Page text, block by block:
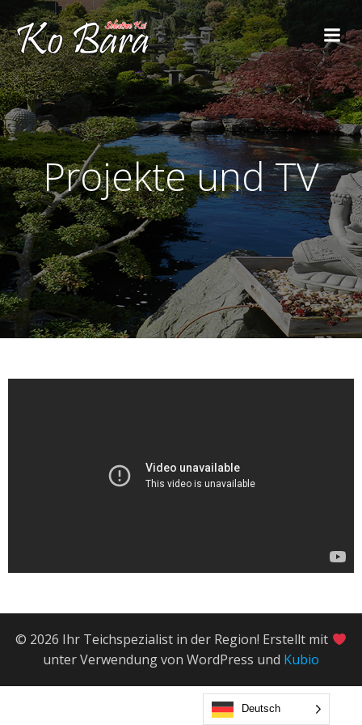
Projekte und TV
© 2026 Ihr Teichspezialist in der Region! Erstellt mit
unter Verwendung von WordPress und Kubio
Deutsch